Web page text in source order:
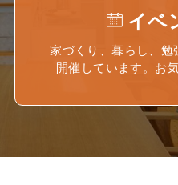
イベ
家づくり、暮らし、
開催しています。お